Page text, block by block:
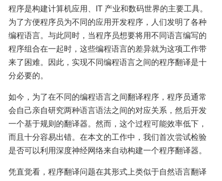
程序是构建计算机应用、IT 产业和数码世界的主要工具。
为了方便程序员为不同的应用开发程序，人们发明了各种
编程语言。与此同时，当程序员想要将用不同语言编写的
程序组合在一起时，这些编程语言的差异就为这项工作带
来了困难。因此，实现不同编程语言之间的程序翻译是十
分必要的。
如今，为了在不同的编程语言之间翻译程序，程序员通常
会自己亲自研究两种语言语法之间的对应关系，然后开发
一个基于规则的翻译器。然而，这个过程可能效率低下，
而且十分容易出错。在本文的工作中，我们首次尝试检验
是否可以利用深度神经网络来自动构建一个程序翻译器。
凭直觉看，程序翻译问题在其形式上类似于自然语言翻译